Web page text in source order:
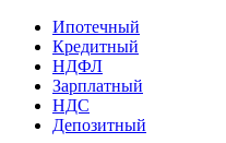
Ипотечный
Кредитный
НДФЛ
Зарплатный
НДС
Депозитный